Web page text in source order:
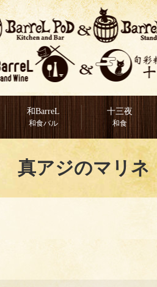
和BarreL
和食バル
十三夜
和食
真アジのマリネ